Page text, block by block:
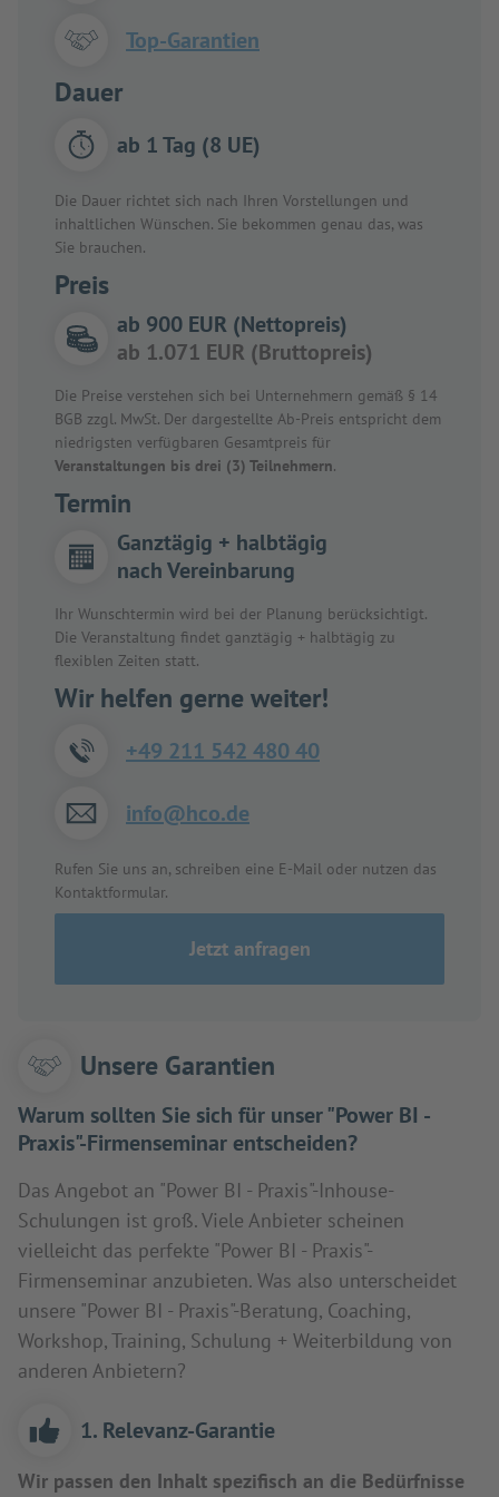
Top-Garantien
Dauer
ab 1 Tag (8 UE)
Die Dauer richtet sich nach Ihren Vorstellungen und
inhaltlichen Wünschen. Sie bekommen genau das, was
Sie brauchen.
Preis
ab 900 EUR (Nettopreis)
ab 1.071 EUR (Bruttopreis)
Die Preise verstehen sich bei Unternehmern gemäß § 14
BGB zzgl. MwSt. Der dargestellte Ab-Preis entspricht dem
niedrigsten verfügbaren Gesamtpreis für
Veranstaltungen bis drei (3) Teilnehmern.
Termin
Ganztägig + halbtägig
nach Vereinbarung
Ihr Wunschtermin wird bei der Planung berücksichtigt.
Die Veranstaltung findet ganztägig + halbtägig zu
flexiblen Zeiten statt.
Wir helfen gerne weiter!
+49 211 542 480 40
info@hco.de
Rufen Sie uns an, schreiben eine E-Mail oder nutzen das
Kontaktformular.
Jetzt anfragen
Unsere Garantien
Warum sollten Sie sich für unser "Power BI -
Praxis"-Firmenseminar entscheiden?
Das Angebot an "Power BI - Praxis"-Inhouse-
Schulungen ist groß. Viele Anbieter scheinen
vielleicht das perfekte "Power BI - Praxis"-
Firmenseminar anzubieten. Was also unterscheidet
unsere "Power BI - Praxis"-Beratung, Coaching,
Workshop, Training, Schulung + Weiterbildung von
anderen Anbietern?
1. Relevanz-Garantie
Wir passen den Inhalt spezifisch an die Bedürfnisse